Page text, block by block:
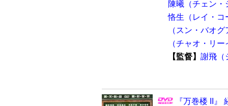
陳曦（チェン・
恪生（レイ・コ
（スン・バオ
（チャオ・リ
【監督】 謝飛（
『万巻楼 II』